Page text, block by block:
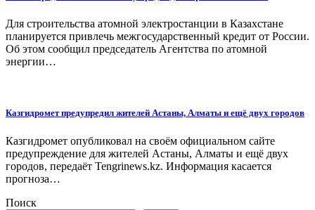
Для строительства атомной электростанции в Казахстане
планируется привлечь межгосударственный кредит от России.
Об этом сообщил председатель Агентства по атомной
энергии…
Казгидромет предупредил жителей Астаны, Алматы и ещё двух городов
Казгидромет опубликовал на своём официальном сайте
предупреждение для жителей Астаны, Алматы и ещё двух
городов, передаёт Tengrinews.kz. Информация касается
прогноза…
Поиск